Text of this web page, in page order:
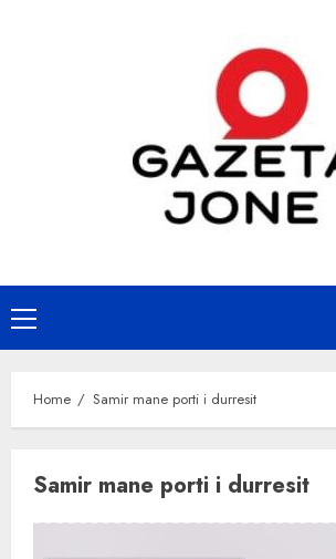
Primary
Menu
Home Samir mane porti i durresit
Samir mane porti i durresit